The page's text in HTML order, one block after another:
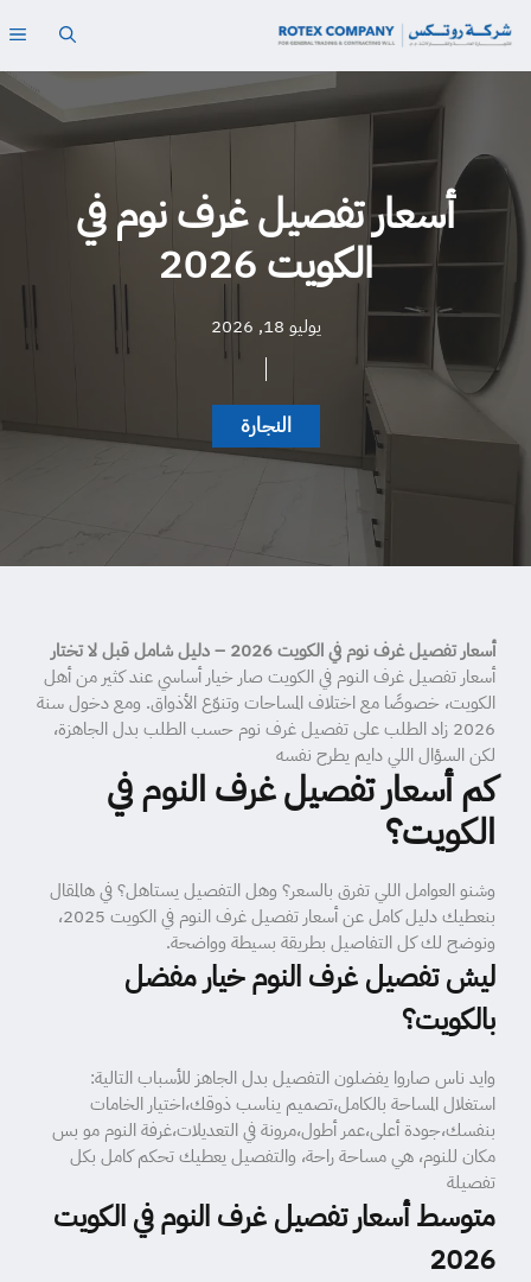
أسعار تفصيل غرف نوم في
الكويت 2026
يوليو 18, 2026
النجارة
أسعار تفصيل غرف نوم في الكويت 2026 – دليل شامل قبل لا تختار
أسعار تفصيل غرف النوم في الكويت صار خيار أساسي عند كثير من أهل
الكويت، خصوصًا مع اختلاف المساحات وتنوّع الأذواق. ومع دخول سنة
2026 زاد الطلب على تفصيل غرف نوم حسب الطلب بدل الجاهزة،
لكن السؤال اللي دايم يطرح نفسه
كم أسعار تفصيل غرف النوم في
الكويت؟
وشنو العوامل اللي تفرق بالسعر؟ وهل التفصيل يستاهل؟ في هالمقال
بنعطيك دليل كامل عن أسعار تفصيل غرف النوم في الكويت 2025،
ونوضح لك كل التفاصيل بطريقة بسيطة وواضحة.
ليش تفصيل غرف النوم خيار مفضل
بالكويت؟
وايد ناس صاروا يفضلون التفصيل بدل الجاهز للأسباب التالية:
استغلال المساحة بالكامل،تصميم يناسب ذوقك،اختيار الخامات
بنفسك،جودة أعلى،عمر أطول،مرونة في التعديلات،غرفة النوم مو بس
مكان للنوم، هي مساحة راحة، والتفصيل يعطيك تحكم كامل بكل
تفصيلة
متوسط أسعار تفصيل غرف النوم في الكويت
2026